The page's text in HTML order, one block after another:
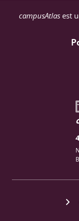
campusAtlas est